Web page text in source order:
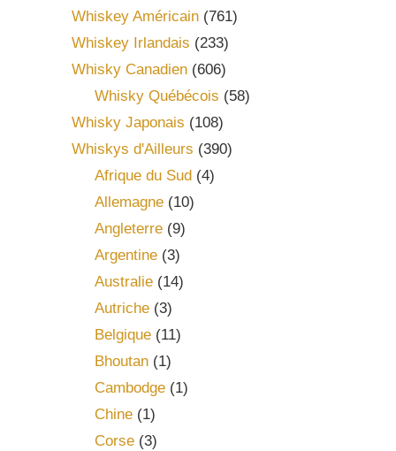
Whiskey Américain (761)
Whiskey Irlandais (233)
Whisky Canadien (606)
Whisky Québécois (58)
Whisky Japonais (108)
Whiskys d'Ailleurs (390)
Afrique du Sud (4)
Allemagne(10)
Angleterre(9)
Argentine(3)
Australie(14)
Autriche(3)
Belgique(11)
Bhoutan(1)
Cambodge(1)
Chine(1)
Corse(3)